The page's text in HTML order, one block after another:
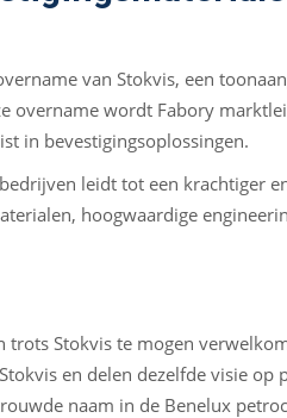
van Stokvis, een
overname wordt Fabory
in bevestigingsoplossingen.
leidt tot een krachtiger
hoogwaardige
trots Stokvis te mogen
en delen dezelfde visie
naam in de Benelux